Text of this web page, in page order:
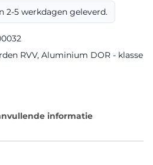
2-5 werkdagen geleverd.
RVV, Aluminium DOR - klasse
informatie